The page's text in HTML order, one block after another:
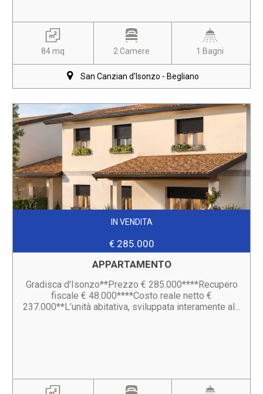
84 mq 2 Camere 1 Bagni
San Canzian d'Isonzo - Begliano
IN VENDITA
€ 285.000
APPARTAMENTO
Gradisca d'Isonzo**Prezzo € 285.000****Recupero
fiscale € 48.000****Costo reale netto €
237.000**L’unità abitativa, sviluppata interamente al...